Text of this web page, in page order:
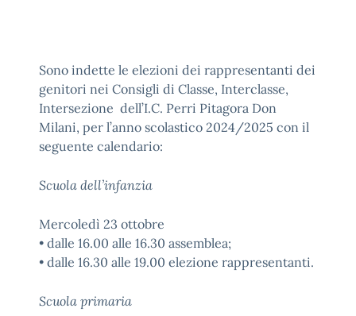
Sono indette le elezioni dei rappresentanti dei
genitori nei Consigli di Classe, Interclasse,
Intersezione dell’I.C. Perri Pitagora Don
Milani, per l’anno scolastico 2024/2025 con il
seguente calendario:
Scuola dell’infanzia
Mercoledì 23 ottobre
• dalle 16.00 alle 16.30 assemblea;
• dalle 16.30 alle 19.00 elezione rappresentanti.
Scuola primaria